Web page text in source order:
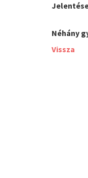
Néhány
Vissza